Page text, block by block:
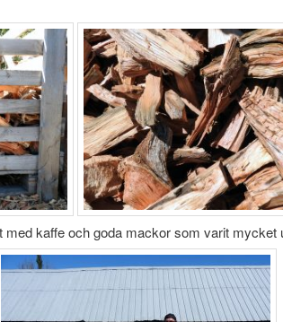
kaffe och goda mackor som varit mycket